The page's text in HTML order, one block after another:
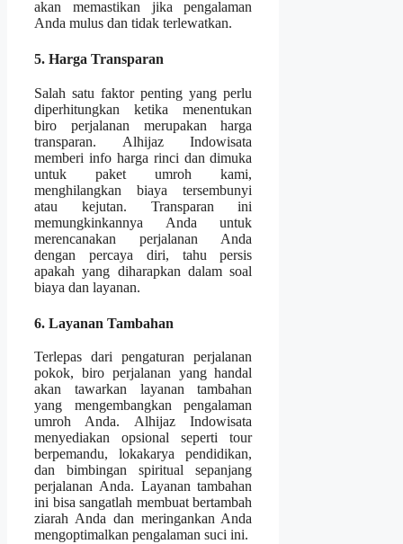
akan memastikan jika pengalaman
Anda mulus dan tidak terlewatkan.
5. Harga Transparan
Salah satu faktor penting yang perlu
diperhitungkan ketika menentukan
biro perjalanan merupakan harga
transparan. Alhijaz Indowisata
memberi info harga rinci dan dimuka
untuk paket umroh kami,
menghilangkan biaya tersembunyi
atau kejutan. Transparan ini
memungkinkannya Anda untuk
merencanakan perjalanan Anda
dengan percaya diri, tahu persis
apakah yang diharapkan dalam soal
biaya dan layanan.
6. Layanan Tambahan
Terlepas dari pengaturan perjalanan
pokok, biro perjalanan yang handal
akan tawarkan layanan tambahan
yang mengembangkan pengalaman
umroh Anda. Alhijaz Indowisata
menyediakan opsional seperti tour
berpemandu, lokakarya pendidikan,
dan bimbingan spiritual sepanjang
perjalanan Anda. Layanan tambahan
ini bisa sangatlah membuat bertambah
ziarah Anda dan meringankan Anda
mengoptimalkan pengalaman suci ini.